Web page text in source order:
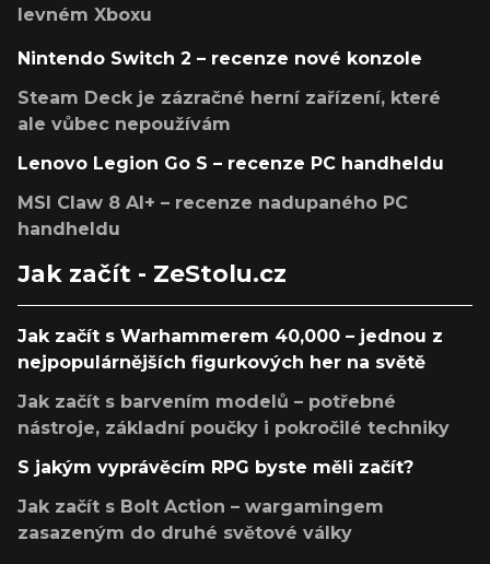
levném Xboxu
Nintendo Switch 2 – recenze nové konzole
Steam Deck je zázračné herní zařízení, které
ale vůbec nepoužívám
Lenovo Legion Go S – recenze PC handheldu
MSI Claw 8 AI+ – recenze nadupaného PC
handheldu
Jak začít - ZeStolu.cz
Jak začít s Warhammerem 40,000 – jednou z
nejpopulárnějších figurkových her na světě
Jak začít s barvením modelů – potřebné
nástroje, základní poučky i pokročilé techniky
S jakým vyprávěcím RPG byste měli začít?
Jak začít s Bolt Action – wargamingem
zasazeným do druhé světové války